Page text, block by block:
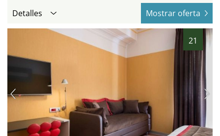
Detalles Mostrar oferta
21